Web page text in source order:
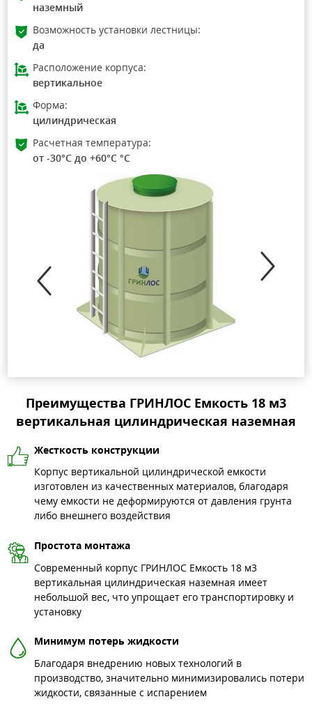
наземный
Возможность установки лестницы:
да
Расположение корпуса:
вертикальное
Форма:
цилиндрическая
Расчетная температура:
от -30°C до +60°C °C
Преимущества ГРИНЛОС Емкость 18 м3
вертикальная цилиндрическая наземная
Жесткость конструкции
Корпус вертикальной цилиндрической емкости
изготовлен из качественных материалов, благодаря
чему емкости не деформируются от давления грунта
либо внешнего воздействия
Простота монтажа
Современный корпус ГРИНЛОС Емкость 18 м3
вертикальная цилиндрическая наземная имеет
небольшой вес, что упрощает его транспортировку и
установку
Минимум потерь жидкости
Благодаря внедрению новых технологий в
производство, значительно минимизировались потери
жидкости, связанные с испарением